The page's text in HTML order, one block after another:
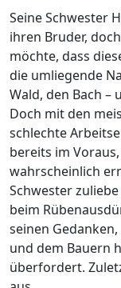
Seine Schwester
ihren Bruder,
möchte, dass
die umliegende
Wald, den Bach –
Doch mit den
schlechte
bereits im
wahrscheinlich
Schwester
beim
seinen
und dem Bauern
überfordert.